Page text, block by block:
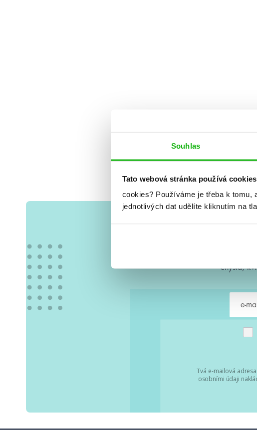
Souhlas
Tato webová stránka používá cookies
cookies? Používáme je třeba k tomu,
jednotlivých dat udělíte kliknutím na
Vše kolem
chystá,
Tvá e-mailová
osobními údaji